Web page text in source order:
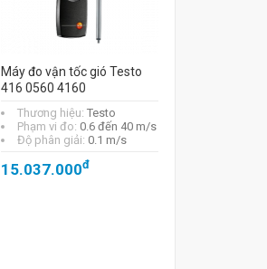
Máy đo vận tốc gió Testo
416 0560 4160
Thương hiệu: Testo
Phạm vi đo: 0.6 đến 40 m/s
Độ phân giải: 0.1 m/s
15.037.000đ